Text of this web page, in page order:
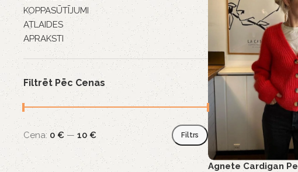
KOPPASŪTĪJUMI
ATLAIDES
APRAKSTI
Filtrēt Pēc Cenas
Filtrs
Cena: 0 € — 10 €
Agnete Cardigan